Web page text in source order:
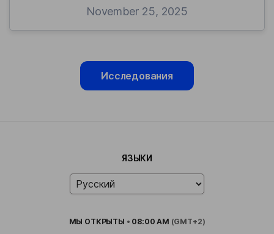
November 25, 2025
Исследования
ЯЗЫКИ
МЫ ОТКРЫТЫ • 08:00 AM (GMT+2)